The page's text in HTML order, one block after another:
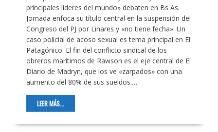
principales líderes del mundo» debaten en Bs As.
Jornada enfoca su título central en la suspensión del
Congreso del PJ por Linares y «no tiene fecha». Un
caso policial de acoso sexual es tema principal en El
Patagónico. El fin del conflicto sindical de los
obreros marítimos de Rawson es el eje central de El
Diario de Madryn, que los ve «zarpados» con una
aumento del 80% de sus sueldos.…
LEER MÁS...